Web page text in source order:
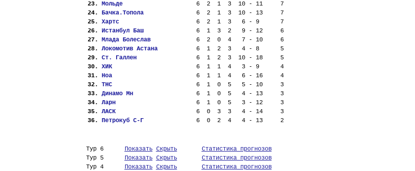
23. Мольде
  6  2  1  3  10 - 11     7
24. Бачка.Топола
  6  2  1  3  10 - 13     7
25. Хартс
  6  2  1  3   6 - 9      7
26. Истанбул Баш
  6  1  3  2   9 - 12     6
27. Млада Болеслав
  6  2  0  4   7 - 10     6
28. Локомотив Астана
  6  1  2  3   4 - 8      5
29. Ст. Галлен
  6  1  2  3  10 - 18     5
30. ХИК
  6  1  1  4   3 - 9      4
31. Ноа
  6  1  1  4   6 - 16     4
32. ТНС
  6  1  0  5   5 - 10     3
33. Динамо Мн
  6  1  0  5   4 - 13     3
34. Ларн
  6  1  0  5   3 - 12     3
35. ЛАСК
  6  0  3  3   4 - 14     3
36. Петрокуб С-Г
  6  0  2  4   4 - 13     2
Тур 6 Показать Скрыть
Статистика прогнозов
Тур 5
Показать Скрыть
Статистика прогнозов
Тур 4
Показать Скрыть
Статистика прогнозов